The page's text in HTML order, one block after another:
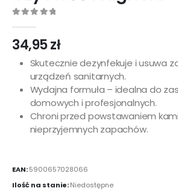
34,95zł
Skutecznie dezynfekuje i usuwa
urządzeń sanitarnych.
Wydajna formuła – idealna do
domowych i profesjonalnych.
Chroni przed powstawaniem
nieprzyjemnych zapachów.
EAN:5900657028066
Ilość na stanie:Niedostępne